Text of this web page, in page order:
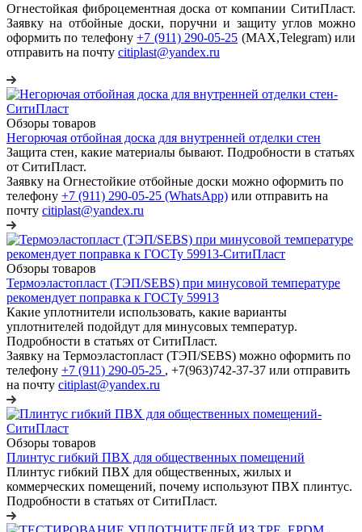
Огнестойкая фиброцементная доска от компании СитиПласт.
Заявку на отбойные доски, поручни и защиту углов можно
оформить по телефону+7 (911) 290-05-25 (МАХ,Telegram) или
отправить на почту citiplast@yandex.ru
Обзоры товаров
Негорючая отбойная доска для внутренней отделки стен
Защита стен, какие материалы бывают. Подробности в статьях
от СитиПласт.
Заявку на Огнестойкие отбойные доски можно оформить по
телефону +7 (911) 290-05-25 (WhatsApp) или отправить на
почту citiplast@yandex.ru
Обзоры товаров
Термоэластопласт (ТЭП/SEBS) при минусовой температуре
рекомендует поправка к ГОСТу 59913
Какие уплотнители использовать, какие варианты
уплотнителей подойдут для минусовых температур.
Подробности в статьях от СитиПласт.
Заявку на Термоэластопласт (ТЭП/SEBS) можно оформить по
телефону +7 (911) 290-05-25 , +7(963)742-37-37 или отправить
на почту citiplast@yandex.ru
Обзоры товаров
Плинтус гибкий ПВХ для общественных помещений
Плинтус гибкий ПВХ для общественных, жилых и
коммерческих помещений, почему используют ПВХ плинтус.
Подробности в статьях от СитиПласт.